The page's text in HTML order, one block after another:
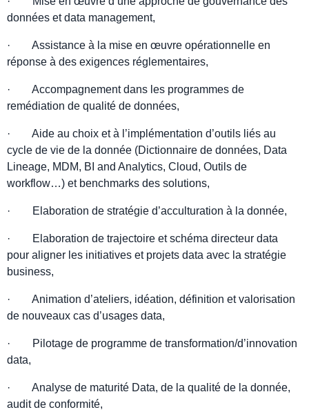
données et data management,
· Assistance à la mise en œuvre opérationnelle en
réponse à des exigences réglementaires,
· Accompagnement dans les programmes de
remédiation de qualité de données,
· Aide au choix et à l’implémentation d’outils liés au
cycle de vie de la donnée (Dictionnaire de données, Data
Lineage, MDM, BI and Analytics, Cloud, Outils de
workflow…) et benchmarks des solutions,
· Elaboration de stratégie d’acculturation à la donnée,
· Elaboration de trajectoire et schéma directeur data
pour aligner les initiatives et projets data avec la stratégie
business,
· Animation d’ateliers, idéation, définition et valorisation
de nouveaux cas d’usages data,
· Pilotage de programme de transformation/d’innovation
data,
· Analyse de maturité Data, de la qualité de la donnée,
audit de conformité,